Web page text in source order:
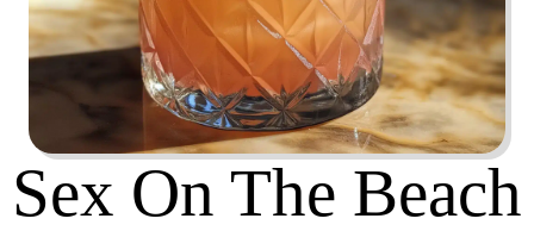
Sex On The Beach